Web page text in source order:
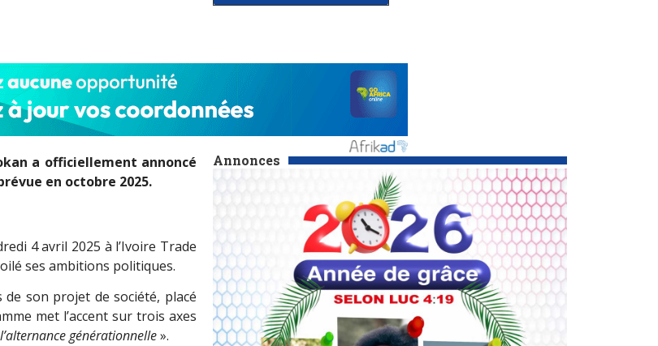
Annonces
a officiellement annoncé
en octobre 2025.
4 avril 2025 à l’Ivoire Trade
ses ambitions politiques.
son projet de société, placé
met l’accent sur trois axes
générationnelle».